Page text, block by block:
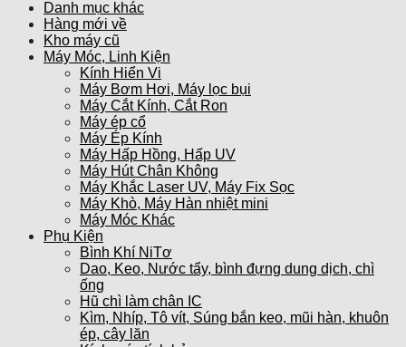
Danh mục khác
Hàng mới về
Kho máy cũ
Máy Móc, Linh Kiện
Kính Hiển Vi
Máy Bơm Hơi, Máy lọc bụi
Máy Cắt Kính, Cắt Ron
Máy ép cổ
Máy Ép Kính
Máy Hấp Hồng, Hấp UV
Máy Hút Chân Không
Máy Khắc Laser UV, Máy Fix Sọc
Máy Khò, Máy Hàn nhiệt mini
Máy Móc Khác
Phụ Kiện
Bình Khí NiTơ
Dao, Keo, Nước tẩy, bình đựng dung dịch, chì
ống
Hũ chì làm chân IC
Kìm, Nhíp, Tô vít, Súng bắn keo, mũi hàn, khuôn
ép, cây lăn